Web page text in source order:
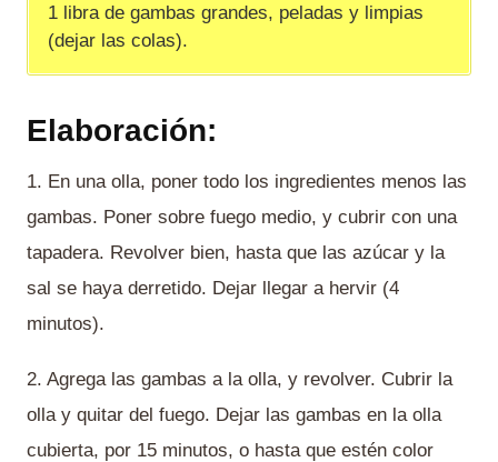
1 libra de gambas grandes, peladas y limpias
(dejar las colas).
Elaboración:
1. En una olla, poner todo los ingredientes menos las
gambas. Poner sobre fuego medio, y cubrir con una
tapadera. Revolver bien, hasta que las azúcar y la
sal se haya derretido. Dejar llegar a hervir (4
minutos).
2. Agrega las gambas a la olla, y revolver. Cubrir la
olla y quitar del fuego. Dejar las gambas en la olla
cubierta, por 15 minutos, o hasta que estén color